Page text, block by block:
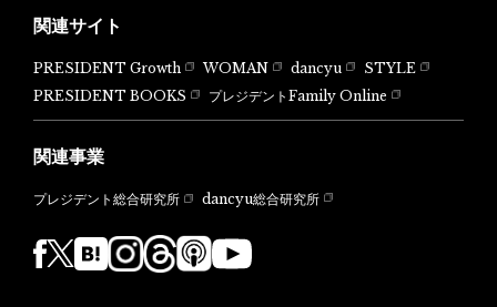
関連サイト
PRESIDENT Growth WOMAN dancyu
STYLE
PRESIDENT BOOKS
プレジデントFamily Online
関連事業
プレジデント総合研究所 dancyu総合研究所